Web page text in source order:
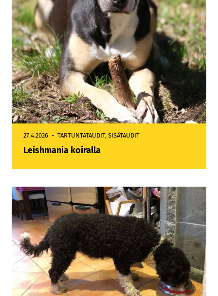
27.4.2026 TARTUNTATAUDIT, SISÄTAUDIT
Leishmania koiralla